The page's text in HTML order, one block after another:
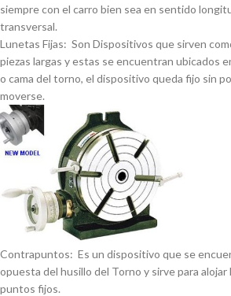
siempre con el carro bien sea en sentido
transversal.
Lunetas Fijas: Son Dispositivos que sirven
piezas largas y estas se encuentran ubicados
o cama del torno, el dispositivo queda fijo sin
moverse.
Contrapuntos: Es un dispositivo que se
opuesta del husillo del Torno y sirve para
puntos fijos.